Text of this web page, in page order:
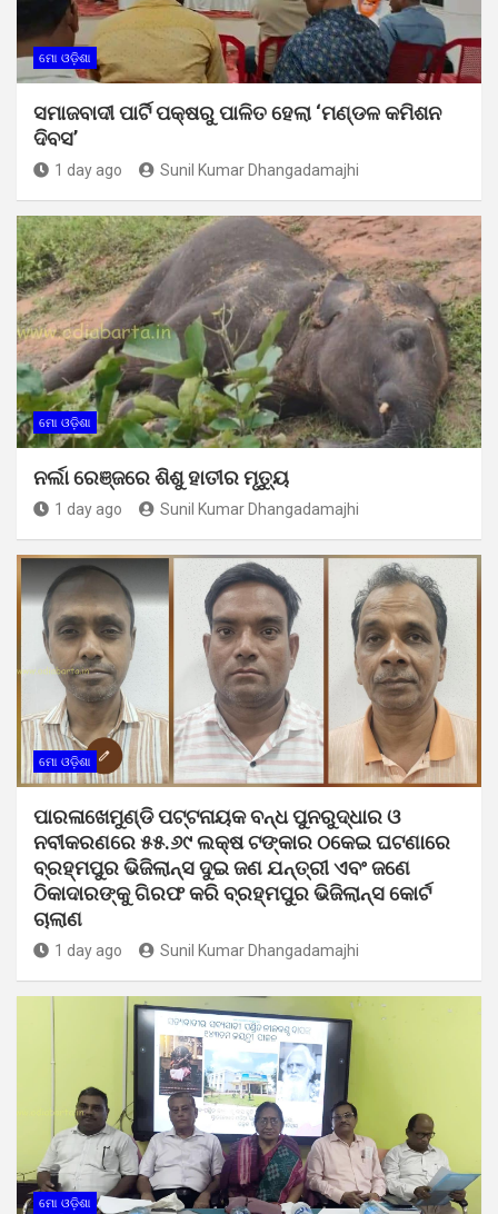
ମୋ ଓଡ଼ିଶା
ସମାଜବାଦୀ ପାର୍ଟି ପକ୍ଷରୁ ପାଳିତ ହେଲା ‘ମଣ୍ଡଳ କମିଶନ
ଦିବସ’
1 day ago Sunil Kumar Dhangadamajhi
ମୋ ଓଡ଼ିଶା
ନର୍ଲା ରେଞ୍ଜରେ ଶିଶୁ ହାତୀର ମୃତ୍ୟୁ
1 day ago Sunil Kumar Dhangadamajhi
ମୋ ଓଡ଼ିଶା
ପାରଳାଖେମୁଣ୍ଡି ପଟ୍ଟନାୟକ ବନ୍ଧ ପୁନରୁଦ୍ଧାର ଓ
ନବୀକରଣରେ ୫୫.୬୯ ଲକ୍ଷ ଟଙ୍କାର ଠକେଇ ଘଟଣାରେ
ବ୍ରହ୍ମପୁର ଭିଜିଲାନ୍ସ ଦୁଇ ଜଣ ଯନ୍ତ୍ରୀ ଏବଂ ଜଣେ
ଠିକାଦାରଙ୍କୁ ଗିରଫ କରି ବ୍ରହ୍ମପୁର ଭିଜିଲାନ୍ସ କୋର୍ଟ
ଚାଲାଣ
1 day ago Sunil Kumar Dhangadamajhi
ମୋ ଓଡ଼ିଶା